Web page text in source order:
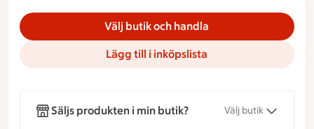
Välj butik och handla
Lägg till i inköpslista
Säljs produkten i min butik? Välj butik